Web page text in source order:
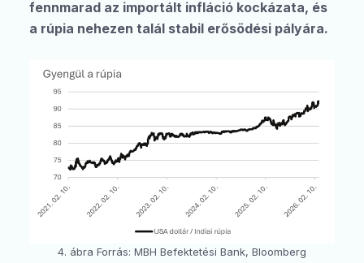
fennmarad az importált infláció kockázata, és
a rúpia nehezen talál stabil erősödési pályára.
4. ábra Forrás: MBH Befektetési Bank, Bloomberg